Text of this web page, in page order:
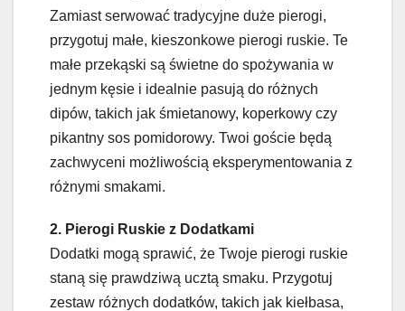
Zamiast serwować tradycyjne duże pierogi,
przygotuj małe, kieszonkowe pierogi ruskie. Te
małe przekąski są świetne do spożywania w
jednym kęsie i idealnie pasują do różnych
dipów, takich jak śmietanowy, koperkowy czy
pikantny sos pomidorowy. Twoi goście będą
zachwyceni możliwością eksperymentowania z
różnymi smakami.
2. Pierogi Ruskie z Dodatkami
Dodatki mogą sprawić, że Twoje pierogi ruskie
staną się prawdziwą ucztą smaku. Przygotuj
zestaw różnych dodatków, takich jak kiełbasa,